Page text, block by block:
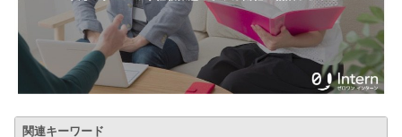
関連キーワード